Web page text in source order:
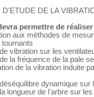
D'ETUDE DE LA
permettre de
aux méthodes de
vibration sur les
la fréquence de la pale
de la vibration induite
dynamique sur
longueur de l'arbre sur